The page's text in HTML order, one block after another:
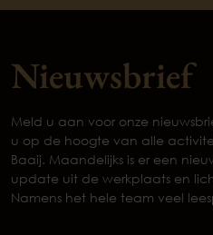
Nieuwsbrief
Meld u aan voor onze
u op de hoogte van alle
Baaij. Maandelijks is er een
update uit de werkplaats en
Namens het hele team veel